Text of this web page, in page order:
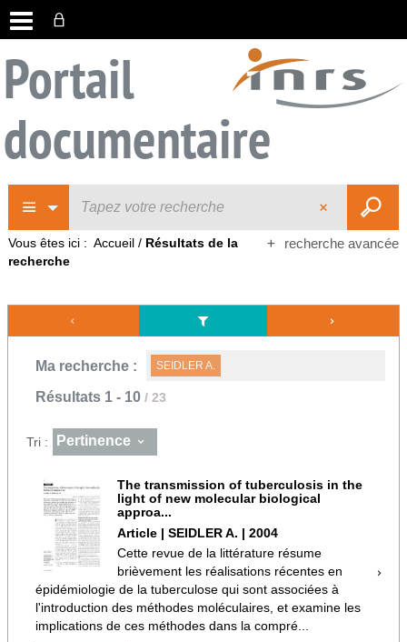
Portail
documentaire
recherche avancée
Vous êtes ici : Accueil / Résultats de la
recherche
Ma recherche : SEIDLER A.
Résultats 1 - 10 / 23
Tri : Pertinence
The transmission of tuberculosis in the
light of new molecular biological
approa...
Article | SEIDLER A. | 2004
Cette revue de la littérature résume
brièvement les réalisations récentes en
épidémiologie de la tuberculose qui sont associées à
l'introduction des méthodes moléculaires, et examine les
implications de ces méthodes dans la compré...